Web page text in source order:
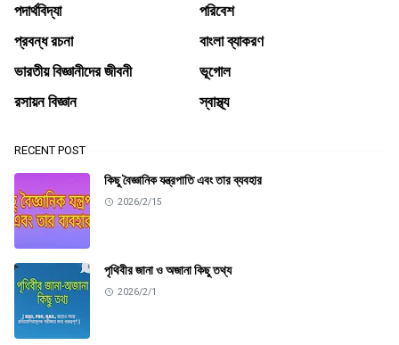
পদার্থবিদ্যা
পরিবেশ
প্রবন্ধ রচনা
বাংলা ব্যাকরণ
ভারতীয় বিজ্ঞানীদের জীবনী
ভূগোল
রসায়ন বিজ্ঞান
স্বাস্থ্য
RECENT POST
কিছু বৈজ্ঞানিক যন্ত্রপাতি এবং তার ব্যবহার
2026/2/15
পৃথিবীর জানা ও অজানা কিছু তথ্য
2026/2/1